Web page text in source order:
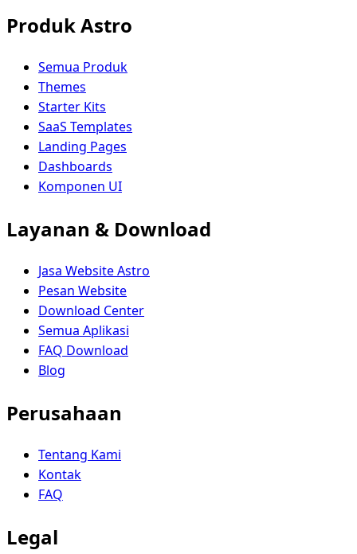
Produk Astro
Semua Produk
Themes
Starter Kits
SaaS Templates
Landing Pages
Dashboards
Komponen UI
Layanan & Download
Jasa Website Astro
Pesan Website
Download Center
Semua Aplikasi
FAQ Download
Blog
Perusahaan
Tentang Kami
Kontak
FAQ
Legal